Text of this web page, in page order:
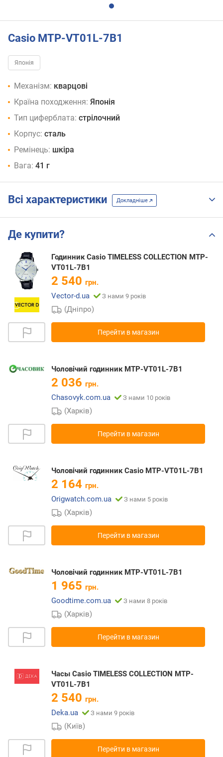
Casio MTP-VT01L-7B1
Японія
Механізм: кварцові
Країна походження: Японія
Тип циферблата: стрілочний
Корпус: сталь
Ремінець: шкіра
Вага: 41 г
Всі характеристики Докладніше
Де купити?
Годинник Casio TIMELESS COLLECTION MTP-
VT01L-7B1
2 540 грн.
Vector-d.ua
З нами 9 років
(Дніпро)
Перейти в магазин
Чоловічий годинник MTP-VT01L-7B1
2 036 грн.
Chasovyk.com.ua
З нами 10 років
(Харків)
Перейти в магазин
Чоловічий годинник Casio MTP-VT01L-7B1
2 164 грн.
Origwatch.com.ua
З нами 5 років
(Харків)
Перейти в магазин
Чоловічий годинник MTP-VT01L-7B1
1 965 грн.
Goodtime.com.ua
З нами 8 років
(Харків)
Перейти в магазин
Часы Casio TIMELESS COLLECTION MTP-
VT01L-7B1
2 540 грн.
Deka.ua
З нами 9 років
(Київ)
Перейти в магазин